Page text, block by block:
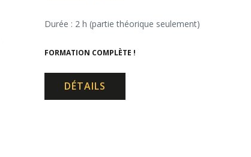
Durée : 2 h (partie théorique seulement)
FORMATION COMPLÈTE !
DÉTAILS